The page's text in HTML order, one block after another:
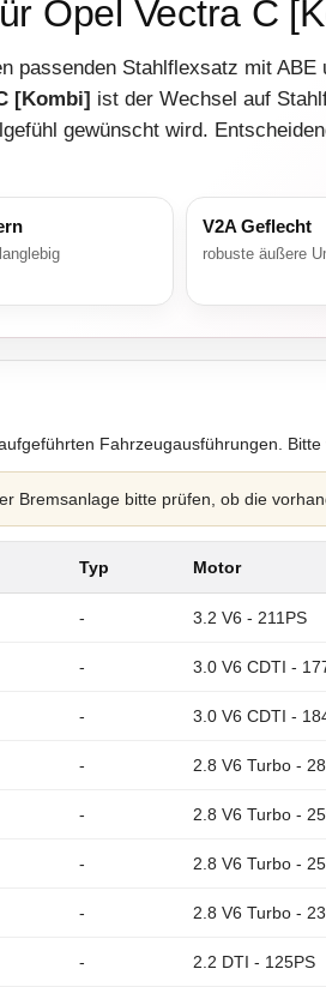
Opel Vectra C
passenden Stahlflexsatz mit
[Kombi] ist der Wechsel auf
gewünscht wird.
V2A Geflecht
robuste äußere
Fahrzeugausführungen.
Bremsanlage bitte prüfen, ob die
Typ Motor
- 3.2 V6 - 211PS
- 3.0 V6 CDTI -
- 3.0 V6 CDTI -
- 2.8 V6 Turbo -
- 2.8 V6 Turbo -
- 2.8 V6 Turbo -
- 2.8 V6 Turbo -
- 2.2 DTI - 125PS